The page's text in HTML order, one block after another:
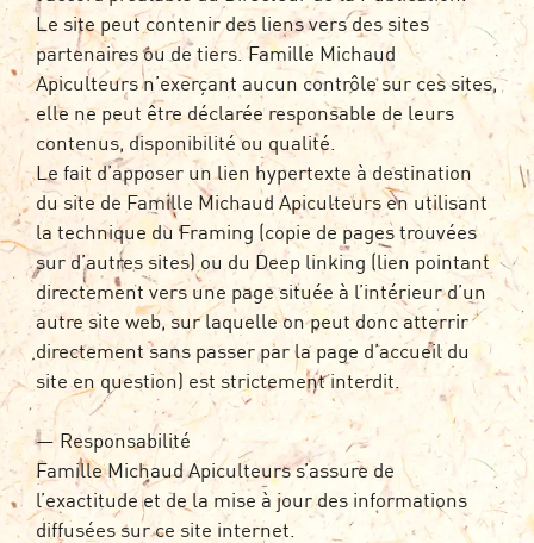
Le site peut contenir des liens vers des sites
partenaires ou de tiers. Famille Michaud
Apiculteurs n’exerçant aucun contrôle sur ces sites,
elle ne peut être déclarée responsable de leurs
contenus, disponibilité ou qualité.
Le fait d’apposer un lien hypertexte à destination
du site de Famille Michaud Apiculteurs en utilisant
la technique du Framing (copie de pages trouvées
sur d’autres sites) ou du Deep linking (lien pointant
directement vers une page située à l’intérieur d’un
autre site web, sur laquelle on peut donc atterrir
directement sans passer par la page d’accueil du
site en question) est strictement interdit.
— Responsabilité
Famille Michaud Apiculteurs s’assure de
l’exactitude et de la mise à jour des informations
diffusées sur ce site internet.